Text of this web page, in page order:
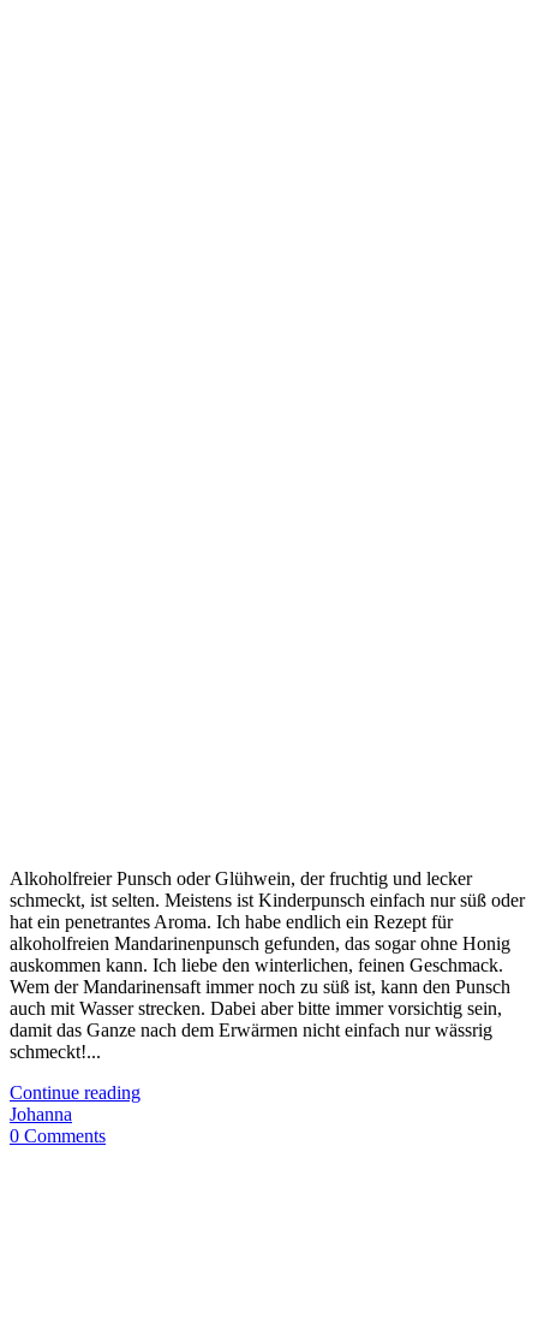
Alkoholfreier Punsch oder Glühwein, der fruchtig und lecker
schmeckt, ist selten. Meistens ist Kinderpunsch einfach nur süß oder
hat ein penetrantes Aroma. Ich habe endlich ein Rezept für
alkoholfreien Mandarinenpunsch gefunden, das sogar ohne Honig
auskommen kann. Ich liebe den winterlichen, feinen Geschmack.
Wem der Mandarinensaft immer noch zu süß ist, kann den Punsch
auch mit Wasser strecken. Dabei aber bitte immer vorsichtig sein,
damit das Ganze nach dem Erwärmen nicht einfach nur wässrig
schmeckt!...
Continue reading
Johanna
0 Comments